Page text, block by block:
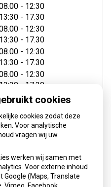
tot
- 12:30
13:30 tot
- 17.30
tot
- 12:30
13:30 tot
- 17.30
tot
- 12:30
13:30 tot
- 17.30
tot
- 12:30
13:30
tot
- 17.30
cookies
cookies zodat deze
Voor analytische
vragen wij uw
werken wij samen met
Voor externe inhoud
Google (Maps, Translate